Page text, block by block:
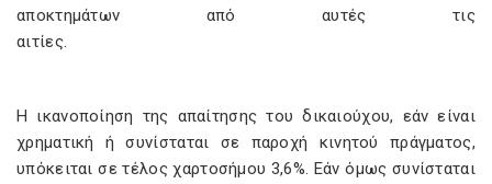
αποκτημάτων από αυτές τις
Η ικανοποίηση της απαίτησης του δικαιούχου, εάν είναι
χρηματική ή συνίσταται σε παροχή κινητού πράγματος,
υπόκειται σε τέλος χαρτοσήμου 3,6%. Εάν όμως συνίσταται